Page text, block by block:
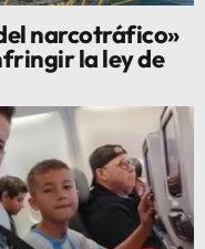
narcotráfico»
la ley de